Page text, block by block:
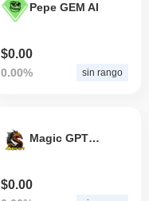
Pepe GEM AI
$0.00
0.00% sin rango
Magic GPT Game
$0.00